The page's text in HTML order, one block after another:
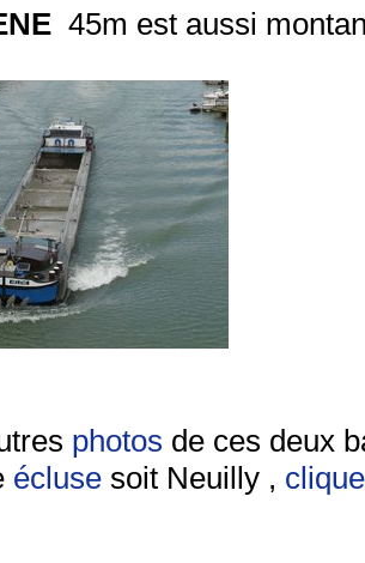
45m est aussi
photos de ces deux
écluse soit Neuilly ,